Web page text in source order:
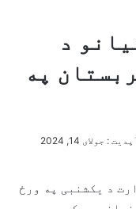
د
په
: جولای 14, 2024
د یکشنبی په ورځ